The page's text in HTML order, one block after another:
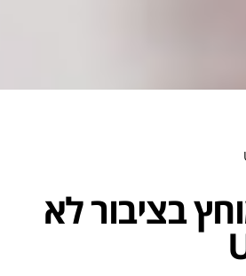
2018 – רוב מוחץ בציבור לא